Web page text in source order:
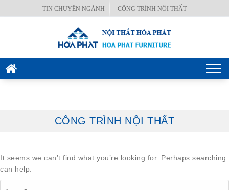
TIN CHUYÊN NGÀNH CÔNG TRÌNH NỘI THẤT
VĂN
CÔNG TRÌNH NỘI THẤT
It seems we can’t find what you’re looking for. Perhaps searching
can help.